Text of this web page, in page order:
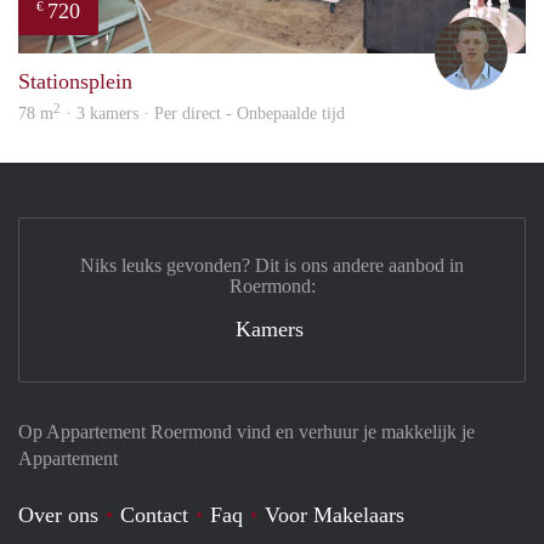
€ 720
Tom
Stationsplein
78 m2 · 3 kamers · Per direct - Onbepaalde tijd
Op Appartement Roermond vind en verhuur je makkelijk je
Appartement
Over ons Contact Faq Voor Makelaars
Niks leuks gevonden? Dit is ons andere aanbod in
Roermond:
Kamers